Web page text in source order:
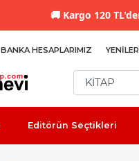
🚚 Kargo 120
BANKA HESAPLARIMIZ YENILER
Editörün Seçtikleri